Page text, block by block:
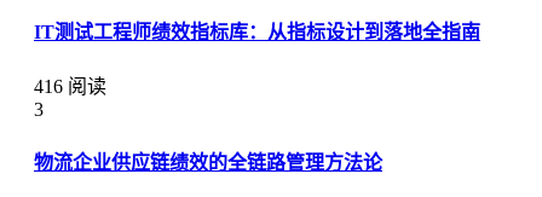
IT测试工程师绩效指标库：从指标设计到落地全指南
416 阅读
3
物流企业供应链绩效的全链路管理方法论